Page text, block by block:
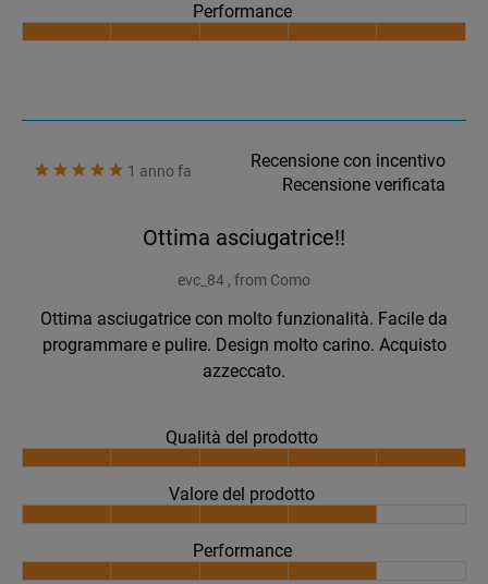
Performance
1 anno fa
Recensione con incentivo
Recensione verificata
Ottima asciugatrice!!
evc_84 , from Como
Ottima asciugatrice con molto funzionalità. Facile da
programmare e pulire. Design molto carino. Acquisto
azzeccato.
Qualità del prodotto
Valore del prodotto
Performance